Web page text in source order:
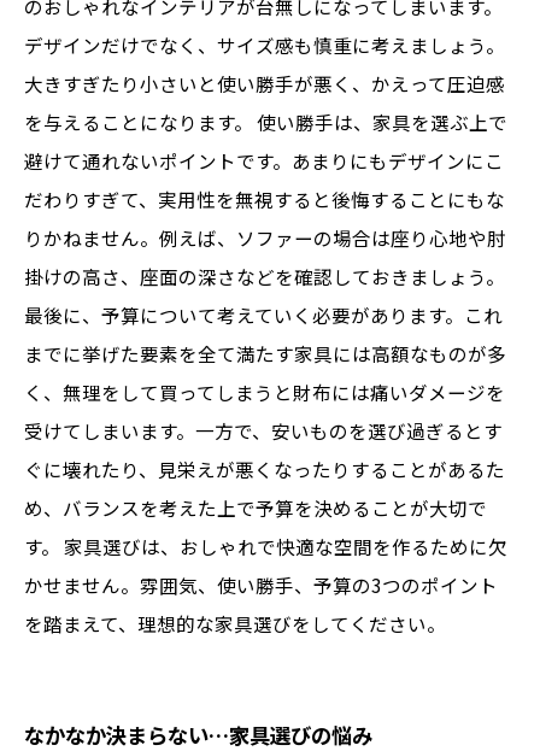
のおしゃれなインテリアが台無しになってしまいます。
デザインだけでなく、サイズ感も慎重に考えましょう。
大きすぎたり小さいと使い勝手が悪く、かえって圧迫感
を与えることになります。 使い勝手は、家具を選ぶ上で
避けて通れないポイントです。あまりにもデザインにこ
だわりすぎて、実用性を無視すると後悔することにもな
りかねません。例えば、ソファーの場合は座り心地や肘
掛けの高さ、座面の深さなどを確認しておきましょう。
最後に、予算について考えていく必要があります。これ
までに挙げた要素を全て満たす家具には高額なものが多
く、無理をして買ってしまうと財布には痛いダメージを
受けてしまいます。一方で、安いものを選び過ぎるとす
ぐに壊れたり、見栄えが悪くなったりすることがあるた
め、バランスを考えた上で予算を決めることが大切で
す。 家具選びは、おしゃれで快適な空間を作るために欠
かせません。雰囲気、使い勝手、予算の3つのポイント
を踏まえて、理想的な家具選びをしてください。
なかなか決まらない…家具選びの悩み